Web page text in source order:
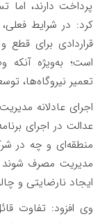
پرداخت دارند،
کرد: در شرایط فعلی،
قراردادی برای قطع
است؛ به‌ویژه آنکه
تعمیر نیروگاه‌ها،
اجرای عادلانه
عدالت در اجرای
منطقه‌ای و چه در
مدیریت مصرف شوند
ایجاد نارضایتی و
وی افزود: تفاوت